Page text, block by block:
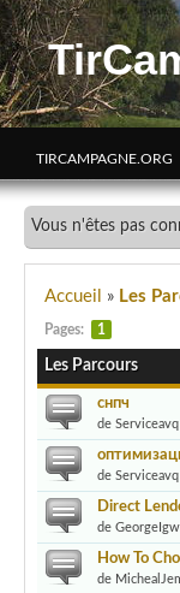
TIRCAMPAGNE.ORG
Vous n'êtes pas
Accueil » Les
Pages: 1
Les Parcours
снпч
de Serviceavq
de Serviceavq
Direct
de GeorgeIgw
How To
de